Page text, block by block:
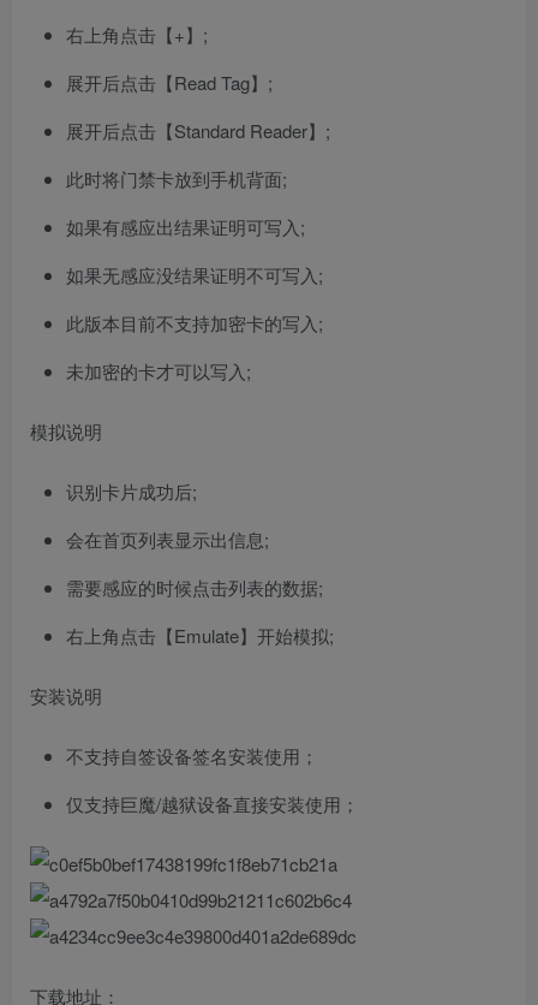
右上角点击【+】;
展开后点击【Read Tag】;
展开后点击【Standard Reader】;
此时将门禁卡放到手机背面;
如果有感应出结果证明可写入;
如果无感应没结果证明不可写入;
此版本目前不支持加密卡的写入;
未加密的卡才可以写入;
模拟说明
识别卡片成功后;
会在首页列表显示出信息;
需要感应的时候点击列表的数据;
右上角点击【Emulate】开始模拟;
安装说明
不支持自签设备签名安装使用；
仅支持巨魔/越狱设备直接安装使用；
下载地址：